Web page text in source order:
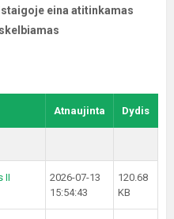
eina atitinkamas
Atnaujinta Dydis
II
2026-07-13
15:54:43
120.68
KB